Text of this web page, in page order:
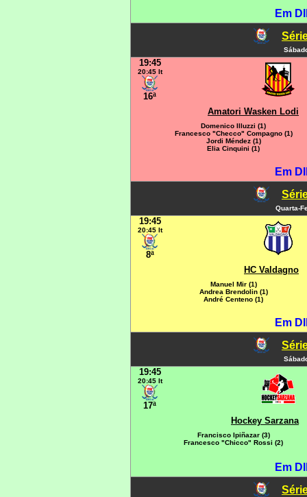
Em
19:45
20:45 It
16ª
Amatori Wasken Lodi
Domenico Illuzzi (1)
Francesco "Checco" Compagno (1)
Jordi Méndez (1)
Elia Cinquini (1)
Em
Quarta-
19:45
20:45 It
8ª
HC Valdagno
Manuel Mir (1)
Andrea Brendolin (1)
André Centeno (1)
Em
19:45
20:45 It
17ª
Hockey Sarzana
Francisco Ipiñazar (3)
Francesco "Chicco" Rossi (2)
Em